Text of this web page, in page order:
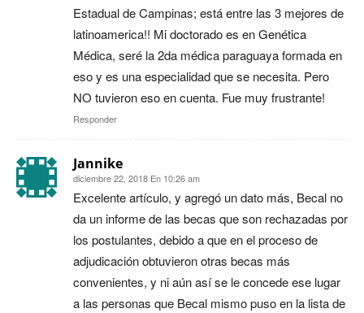
Estadual de Campinas; está entre las 3 mejores de
latinoamerica!! Mi doctorado es en Genética
Médica, seré la 2da médica paraguaya formada en
eso y es una especialidad que se necesita. Pero
NO tuvieron eso en cuenta. Fue muy frustrante!
Responder
Jannike
diciembre 22, 2018 En 10:26 am
Excelente artículo, y agregó un dato más, Becal no
da un informe de las becas que son rechazadas por
los postulantes, debido a que en el proceso de
adjudicación obtuvieron otras becas más
convenientes, y ni aún así se le concede ese lugar
a las personas que Becal mismo puso en la lista de